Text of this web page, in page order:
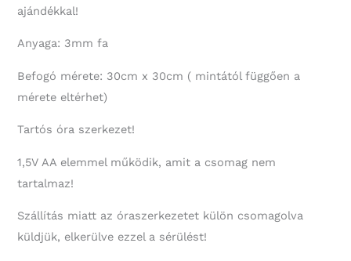
ajándékkal!
Anyaga: 3mm fa
Befogó mérete: 30cm x 30cm ( mintától függően a
mérete eltérhet)
Tartós óra szerkezet!
1,5V AA elemmel működik, amit a csomag nem
tartalmaz!
Szállítás miatt az óraszerkezetet külön csomagolva
küldjük, elkerülve ezzel a sérülést!